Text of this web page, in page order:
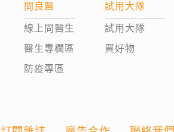
問良醫
線上問醫生
醫生專欄區
防疫專區
試用大隊
試用大隊
買好物